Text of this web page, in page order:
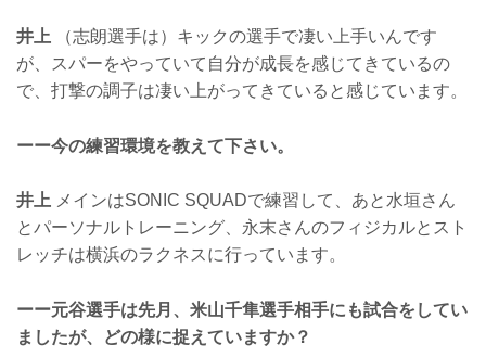
井上 （志朗選手は）キックの選手で凄い上手いんです
が、スパーをやっていて自分が成長を感じてきているの
で、打撃の調子は凄い上がってきていると感じています。
ーー今の練習環境を教えて下さい。
井上 メインはSONIC SQUADで練習して、あと水垣さん
とパーソナルトレーニング、永末さんのフィジカルとスト
レッチは横浜のラクネスに行っています。
ーー元谷選手は先月、米山千隼選手相手にも試合をしてい
ましたが、どの様に捉えていますか？